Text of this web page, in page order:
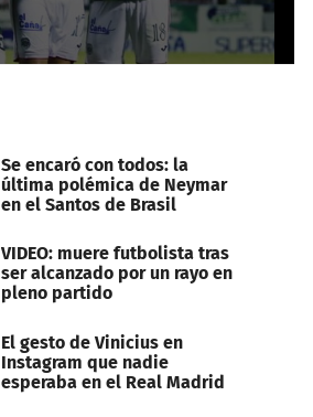
Se encaró con todos: la
última polémica de Neymar
en el Santos de Brasil
VIDEO: muere futbolista tras
ser alcanzado por un rayo en
pleno partido
El gesto de Vinicius en
Instagram que nadie
esperaba en el Real Madrid